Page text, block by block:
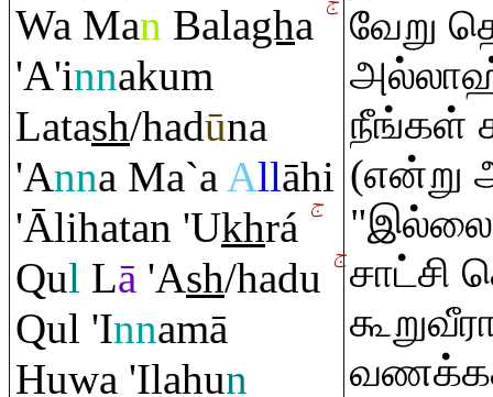
Wa Man Balagha
'A'innakum
Latash/hadūna
'Anna Ma`aAllāhi
'Ālihatan 'Ukhrá
Qul Lā 'Ash/hadu
Qul 'Innamā
Huwa 'Ilahun
வேறு
நீங்கள்
(என்று
சாட்சி